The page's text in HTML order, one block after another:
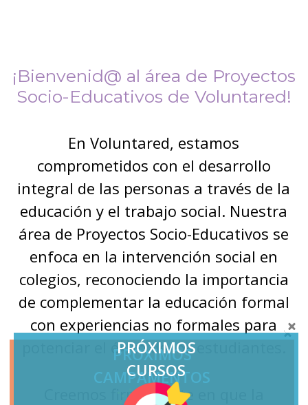
¡Bienvenid@ al área de Proyectos
Socio-Educativos de Voluntared!
En Voluntared, estamos
comprometidos con el desarrollo
integral de las personas a través de la
educación y el trabajo social. Nuestra
área de Proyectos Socio-Educativos se
enfoca en la intervención social en
colegios, reconociendo la importancia
de complementar la educación formal
con experiencias no formales para
potenciar el éxito de los estudiantes.
Creemos firmemente en que la
PRÓXIMOS
CAMPAMENTOS
PRÓXIMOS
CURSOS